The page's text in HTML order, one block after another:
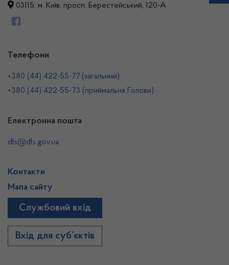
03115, м. Київ, просп. Берестейський, 120-А
Телефони
+380 (44) 422-55-77 (загальний)
+380 (44) 422-55-73 (приймальня Голови)
Електронна пошта
dls@dls.gov.ua
Контакти
Мапа сайту
Службовий вхід
Вхід для суб’єктів